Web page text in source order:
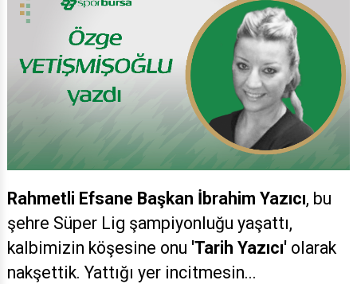
Rahmetli Efsane Başkan İbrahim Yazıcı, bu
şehre Süper Lig şampiyonluğu yaşattı,
kalbimizin köşesine onu 'Tarih Yazıcı' olarak
nakşettik. Yattığı yer incitmesin...